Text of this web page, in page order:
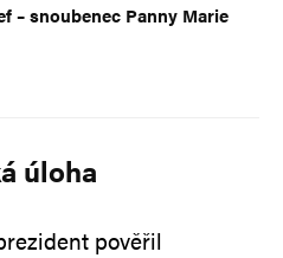
– snoubenec Panny Marie
úloha
pověřil